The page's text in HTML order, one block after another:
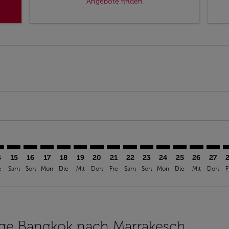
15
Sam
16
Son
17
Mon
18
Die
19
Mit
BKK–RAK: cmp-view-offers-
20
Don
BKK–RAK: cmp-view-offers-
21
Fre
BKK–RAK: cmp-view-
22
Sam
BKK–RAK: cmp-view-
23
Son
BKK–RAK: cmp-
24
Mon
BKK–RAK:
25
Die
26
Mit
27
Don